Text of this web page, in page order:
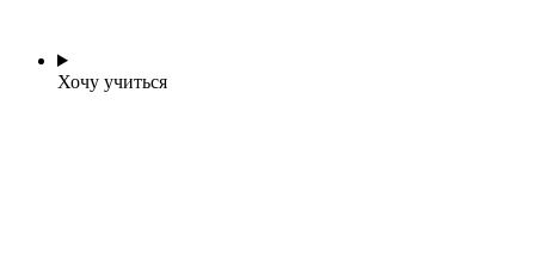
Хочу учиться